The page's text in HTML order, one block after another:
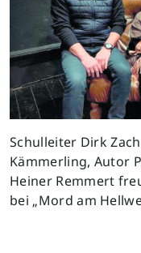
Schulleiter Dirk
Kämmerling, Autor
Heiner Remmert
bei „Mord am